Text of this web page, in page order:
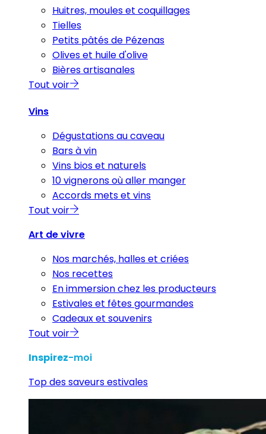
Huitres, moules et coquillages
Tielles
Petits pâtés de Pézenas
Olives et huile d'olive
Bières artisanales
Tout voir
Vins
Dégustations au caveau
Bars à vin
Vins bios et naturels
10 vignerons où aller manger
Accords mets et vins
Tout voir
Art de vivre
Nos marchés, halles et criées
Nos recettes
En immersion chez les producteurs
Estivales et fêtes gourmandes
Cadeaux et souvenirs
Tout voir
Inspirez-moi
Top des saveurs estivales